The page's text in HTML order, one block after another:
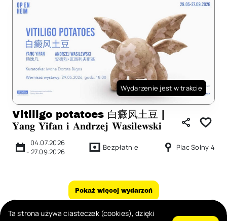
Wydarzenie jest w trakcie
Vitiligo potatoes 白癜⻛土豆 |
𝐘𝐚𝐧𝐠 𝐘𝐢𝐟𝐚𝐧 𝐢 𝐀𝐧𝐝𝐫𝐳𝐞𝐣 𝐖𝐚𝐬𝐢𝐥𝐞𝐰𝐬𝐤𝐢
04.07.2026
- 27.09.2026 Bezpłatnie Plac Solny 4
Pokaż więcej wydarzeń
Ta strona używa ciasteczek (cookies), dzięki